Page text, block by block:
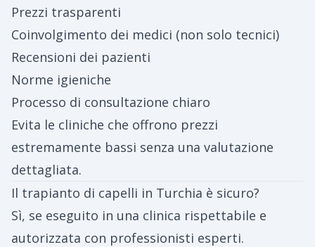
Prezzi trasparenti
Coinvolgimento dei medici (non solo tecnici)
Recensioni dei pazienti
Norme igieniche
Processo di consultazione chiaro
Evita le cliniche che offrono prezzi
estremamente bassi senza una valutazione
dettagliata.
Il trapianto di capelli in Turchia è sicuro?
Sì, se eseguito in una clinica rispettabile e
autorizzata con professionisti esperti.